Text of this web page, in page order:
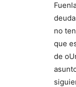
no
que
de